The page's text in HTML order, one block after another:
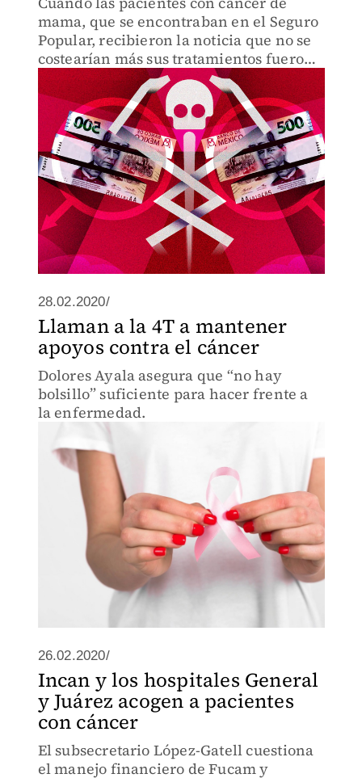
mama, que se encontraban en el Seguro
Popular, recibieron la noticia que no se
costearían más sus tratamientos fueron
a Palacio Nacional a exigir un derecho
que para ellas es vital: el de la salud.
28.02.2020/
Llaman a la 4T a mantener
apoyos contra el cáncer
Dolores Ayala asegura que “no hay
bolsillo” suficiente para hacer frente a
la enfermedad.
26.02.2020/
Incan y los hospitales General
y Juárez acogen a pacientes
con cáncer
El subsecretario López-Gatell cuestiona
el manejo financiero de Fucam y